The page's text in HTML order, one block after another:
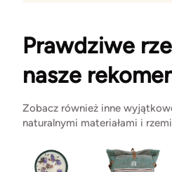
Prawdziwe
nasze
Zobacz również inne
naturalnymi materiałami i